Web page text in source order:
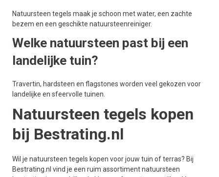
Natuursteen tegels maak je schoon met water, een zachte
bezem en een geschikte natuursteenreiniger.
Welke natuursteen past bij een
landelijke tuin?
Travertin, hardsteen en flagstones worden veel gekozen voor
landelijke en sfeervolle tuinen.
Natuursteen tegels kopen
bij Bestrating.nl
Wil je natuursteen tegels kopen voor jouw tuin of terras? Bij
Bestrating.nl vind je een ruim assortiment natuursteen